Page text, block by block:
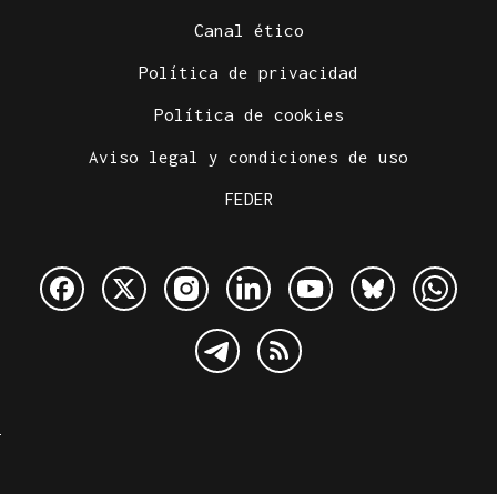
Canal ético
Política de privacidad
Política de cookies
Aviso legal y condiciones de uso
FEDER